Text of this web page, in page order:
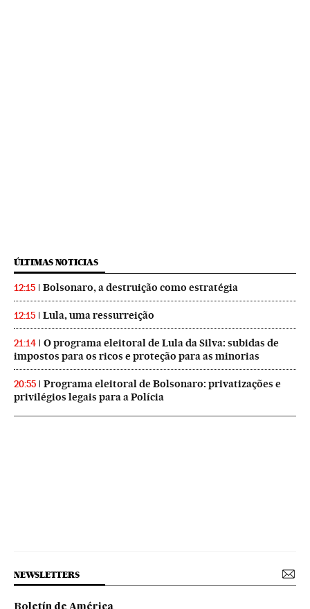
ÚLTIMAS NOTICIAS
12:15 Bolsonaro, a destruição como estratégia
12:15 Lula, uma ressurreição
21:14
O programa eleitoral de Lula da Silva: subidas de
impostos para os ricos e proteção para as minorias
20:55
Programa eleitoral de Bolsonaro: privatizações e
privilégios legais para a Polícia
NEWSLETTERS
Boletín de América